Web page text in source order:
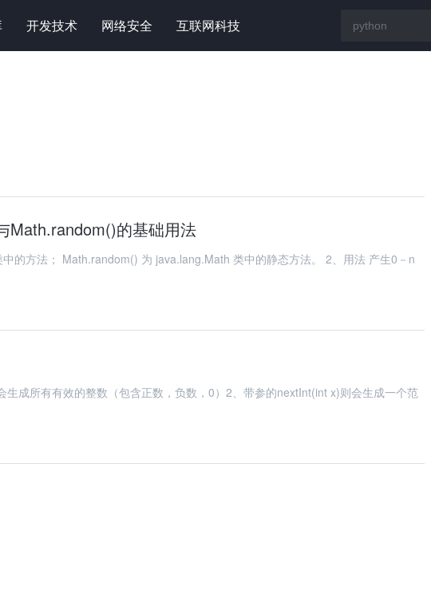
开发技术 网络安全 互联网科技
Math.random()的基础用法
。 2、用法 产生0－n
成所有有效的整数（包含正数，负数，0）2、带参的nextInt(int x)则会生成一个范